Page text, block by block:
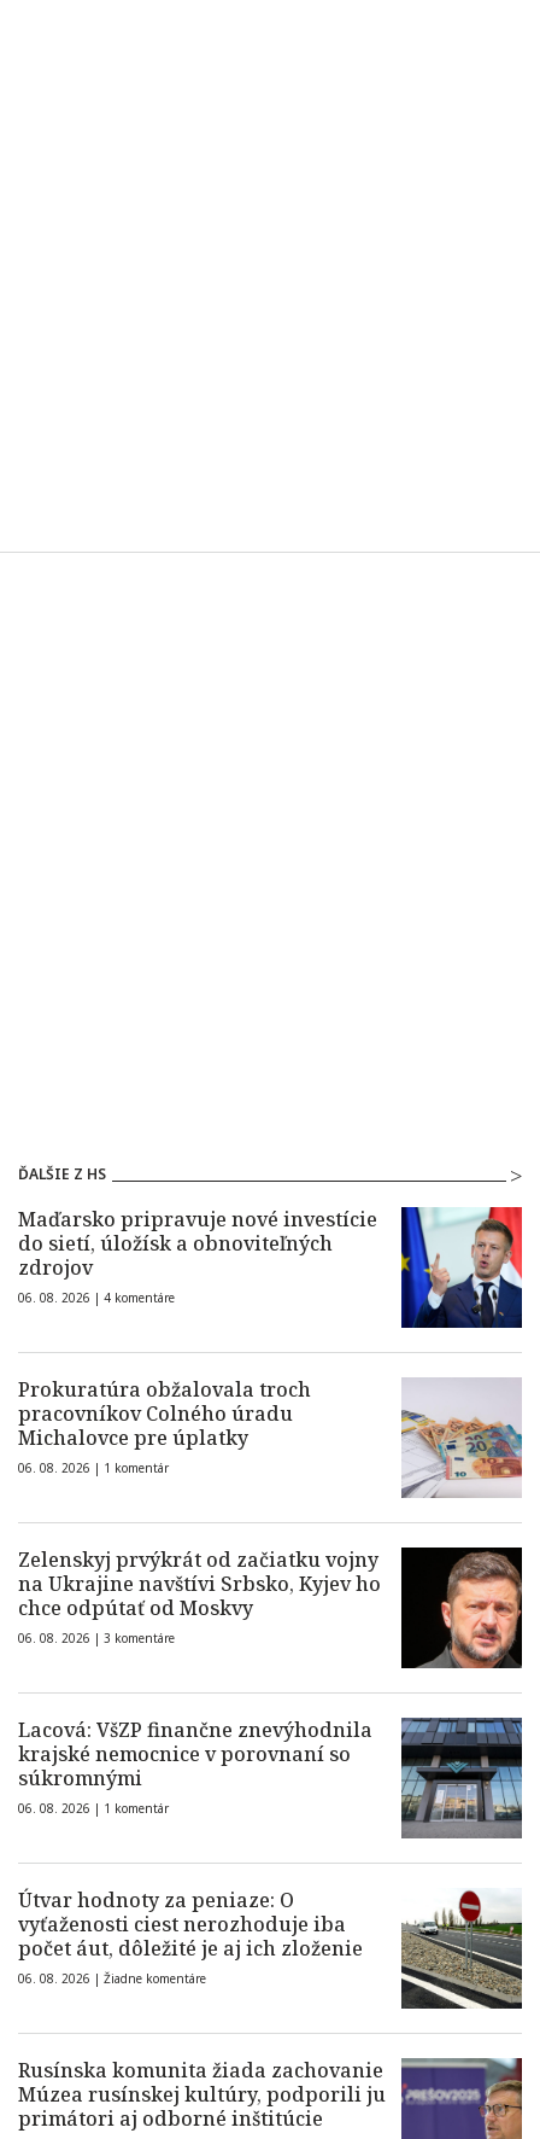
ĎALŠIE Z HS
Maďarsko pripravuje nové investície
do sietí, úložísk a obnoviteľných
zdrojov
06. 08. 2026 | 4 komentáre
Prokuratúra obžalovala troch
pracovníkov Colného úradu
Michalovce pre úplatky
06. 08. 2026 | 1 komentár
Zelenskyj prvýkrát od začiatku vojny
na Ukrajine navštívi Srbsko, Kyjev ho
chce odpútať od Moskvy
06. 08. 2026 | 3 komentáre
Lacová: VšZP finančne znevýhodnila
krajské nemocnice v porovnaní so
súkromnými
06. 08. 2026 | 1 komentár
Útvar hodnoty za peniaze: O
vyťaženosti ciest nerozhoduje iba
počet áut, dôležité je aj ich zloženie
06. 08. 2026 | Žiadne komentáre
Rusínska komunita žiada zachovanie
Múzea rusínskej kultúry, podporili ju
primátori aj odborné inštitúcie